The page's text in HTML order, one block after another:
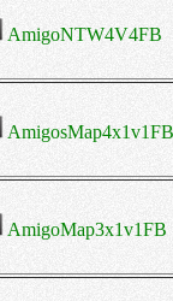
AmigoNTW4V4FB
AmigosMap4x1v1FB
AmigoMap3x1v1FB